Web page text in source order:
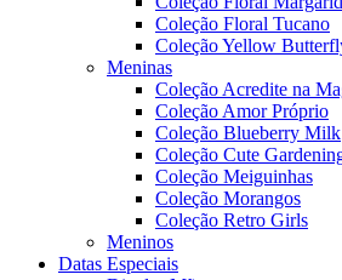
Coleção Floral Tucano
Coleção Yellow
Meninas
Coleção Acredite na
Coleção Amor Próprio
Coleção Blueberry Milk
Coleção Cute
Coleção Meiguinhas
Coleção Morangos
Coleção Retro Girls
Meninos
Datas Especiais